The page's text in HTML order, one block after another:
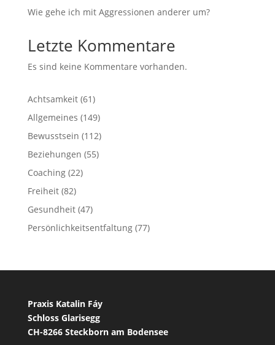
Wie gehe ich mit Aggressionen anderer um?
Letzte Kommentare
Es sind keine Kommentare vorhanden.
Achtsamkeit(61)
Allgemeines (149)
Bewusstsein (112)
Beziehungen (55)
Coaching(22)
Freiheit(82)
Gesundheit(47)
Persönlichkeitsentfaltung(77)
Praxis Katalin Fáy
Schloss Glarisegg
CH-8266 Steckborn am Bodensee